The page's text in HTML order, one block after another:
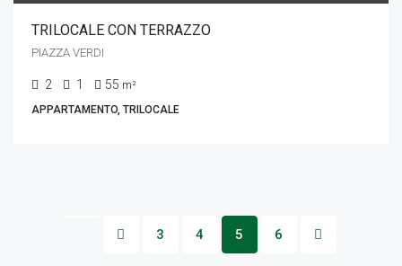
TRILOCALE CON TERRAZZO
PIAZZA VERDI
2 1 55 m²
APPARTAMENTO, TRILOCALE
3 4 5 6